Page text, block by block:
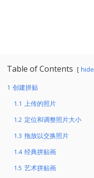
Table of Contents hide
1 创建拼贴
1.1 上传的照片
1.2 定位和调整照片大小
1.3 拖放以交换照片
1.4 经典拼贴画
1.5 艺术拼贴画